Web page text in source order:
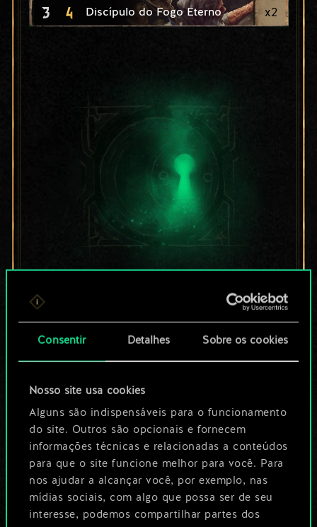
Consentir Detalhes Sobre os cookies
Nosso site usa cookies
Alguns são indispensáveis para o funcionamento
do site. Outros são opcionais e fornecem
informações técnicas e relacionadas a conteúdos
para que o site funcione melhor para você. Para
nos ajudar a alcançar você, por exemplo, nas
mídias sociais, com algo que possa ser de seu
interesse, podemos compartilhar partes dos
3 4 Discípulo do Fogo Eterno x2
Por enquanto, isto é
apenas um conjunto
compartilhado.
No entanto, dá para
ser muito mais!
Dê um nome para este baralho e crie
um guia